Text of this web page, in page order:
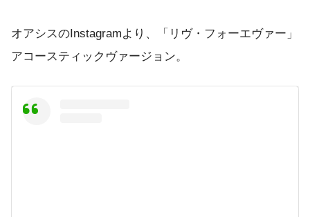
オアシスのInstagramより、「リヴ・フォーエヴァー」
アコースティックヴァージョン。